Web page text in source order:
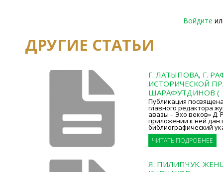
Войдите
ДРУГИЕ СТАТЬИ
Г. ЛАТЫПОВА, Г.
ИСТОРИЧЕСКОЙ
ШАРАФУТДИНОВ (
Публикация
главного редактора
авазы – Эхо веков»
приложении к ней дан
библиографический
ЧИТАТЬ ПОДРОБНЕЕ
Я. ПИЛИПЧУК.